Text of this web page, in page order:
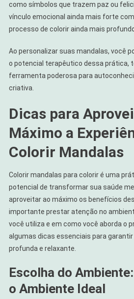
como símbolos que trazem paz ou
vínculo emocional ainda mais forte
processo de colorir ainda mais
Ao personalizar suas mandalas, você
o potencial terapêutico dessa prática,
ferramenta poderosa para
criativa.
Dicas para
Máximo a
Colorir Mandalas
Colorir mandalas para colorir é uma
potencial de transformar sua saúde
aproveitar ao máximo os benefícios
importante prestar atenção no
você utiliza e em como você aborda o
algumas dicas essenciais para
profunda e relaxante.
Escolha do
o Ambiente Ideal